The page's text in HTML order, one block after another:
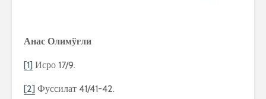
Анас Олимўғли
[1] Исро 17/9.
[2] Фуссилат 41/41-42.